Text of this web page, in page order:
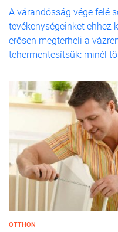
A várandósság vége felé
tevékenységeinket ehhez
erősen megterheli a
tehermentesítsük: minél
OTTHON